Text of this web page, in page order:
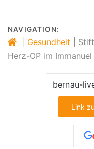
NAVIGATION:
Gesundheit
Herz-OP im
Link